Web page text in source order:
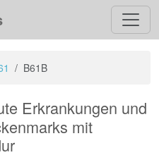
B61B
Erkrankungen und
mit